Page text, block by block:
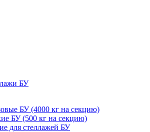
БУ
БУ (4000 кг на секцию)
БУ (500 кг на секцию)
для стеллажей БУ